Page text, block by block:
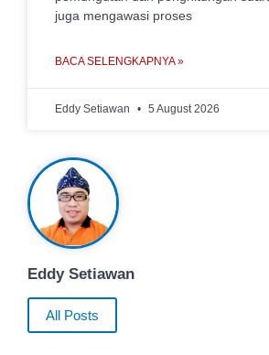
Eddy Setiawan
All Posts
juga mengawasi proses
BACA SELENGKAPNYA »
Eddy Setiawan 5 August 2026